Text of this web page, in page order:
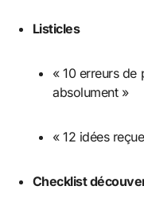
Listicles
« 10 erreurs de
absolument »
« 12 idées
Checklist